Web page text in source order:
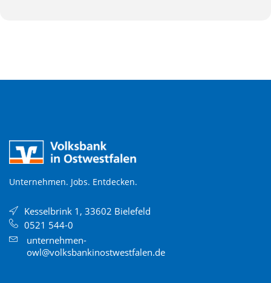
Unternehmen. Jobs. Entdecken.
Kesselbrink 1, 33602 Bielefeld
0521 544-0
unternehmen-
owl@volksbankinostwestfalen.de